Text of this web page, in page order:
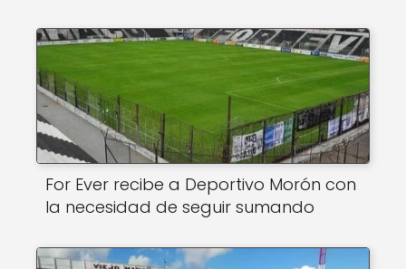
For Ever recibe a Deportivo Morón con
la necesidad de seguir sumando